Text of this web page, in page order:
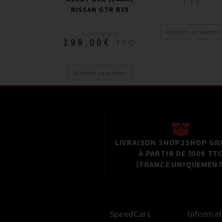
NISSAN GTR R35
199,00 € TTC
Ajouter au panier
Ajouter au panier
LIVRAISON SHOP2SHOP
À PARTIR DE 350€ TTC
(FRANCE
SpeedCars